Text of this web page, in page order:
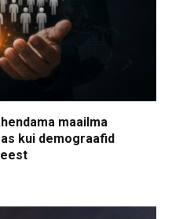
maailma
kui demograafid